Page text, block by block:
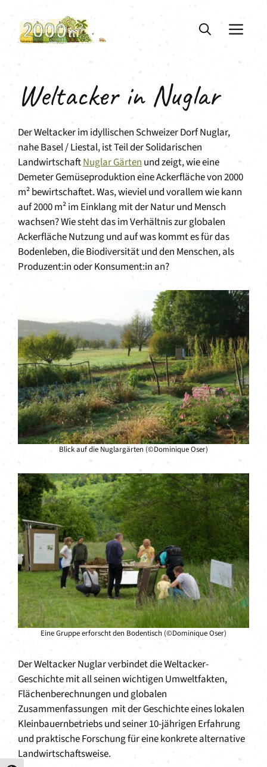
Inhalt
springen
Weltacker in Nuglar
Der Weltacker im idyllischen Schweizer Dorf Nuglar,
nahe Basel / Liestal, ist Teil der Solidarischen
LandwirtschaftNuglar Gärtenund zeigt, wie eine
Demeter Gemüseproduktion eine Ackerfläche von 2000
m² bewirtschaftet. Was, wieviel und vorallem wie kann
auf 2000 m² im Einklang mit der Natur und Mensch
wachsen? Wie steht das im Verhältnis zur globalen
Ackerfläche Nutzung und auf was kommt es für das
Bodenleben, die Biodiversität und den Menschen, als
Produzent:in oder Konsument:in an?
Blick auf die Nuglargärten (©Dominique Oser)
Eine Gruppe erforscht den Bodentisch (©Dominique Oser)
Der Weltacker Nuglar verbindet die Weltacker-
Geschichte mit all seinen wichtigen Umweltfakten,
Flächenberechnungen und globalen
Zusammenfassungen mit der Geschichte eines lokalen
Kleinbauernbetriebs und seiner 10-jährigen Erfahrung
und praktische Forschung für eine konkrete alternative
Landwirtschaftsweise.